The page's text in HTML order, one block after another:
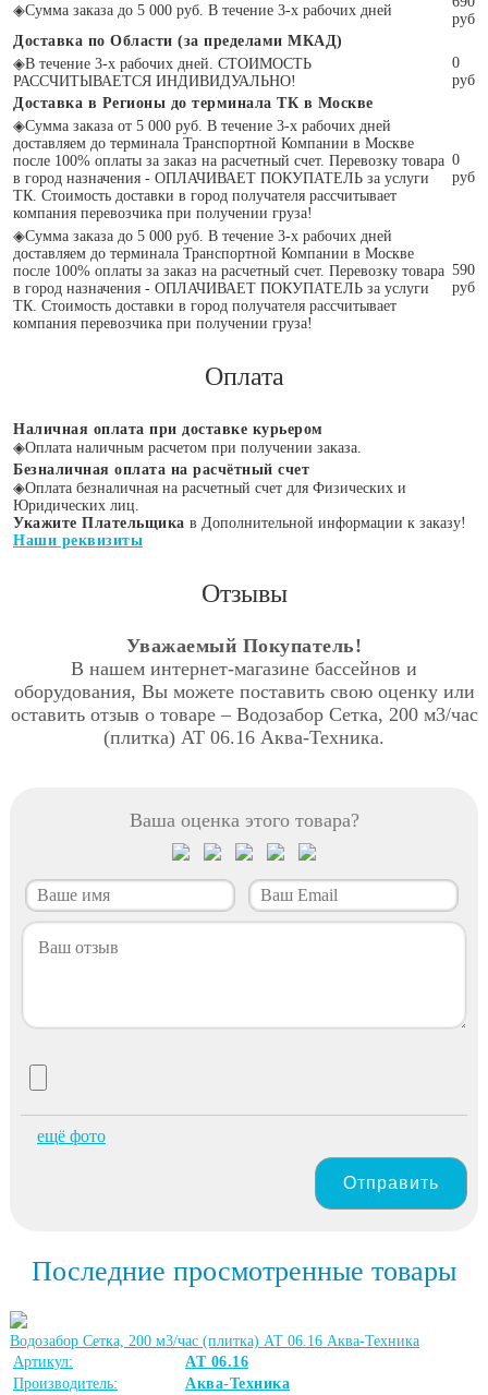
◈Сумма заказа до 5 000 руб. В течение 3-х рабочих дней
руб
Доставка по Области (за пределами МКАД)
◈В течение 3-х рабочих дней. СТОИМОСТЬ
РАССЧИТЫВАЕТСЯ ИНДИВИДУАЛЬНО!
0
руб
Доставка в Регионы до терминала ТК в Москве
◈Сумма заказа от 5 000 руб. В течение 3-х рабочих дней
доставляем до терминала Транспортной Компании в Москве
после 100% оплаты за заказ на расчетный счет. Перевозку товара
в город назначения - ОПЛАЧИВАЕТ ПОКУПАТЕЛЬ за услуги
ТК. Стоимость доставки в город получателя рассчитывает
компания перевозчика при получении груза!
0
руб
◈Сумма заказа до 5 000 руб. В течение 3-х рабочих дней
доставляем до терминала Транспортной Компании в Москве
после 100% оплаты за заказ на расчетный счет. Перевозку товара
в город назначения - ОПЛАЧИВАЕТ ПОКУПАТЕЛЬ за услуги
ТК. Стоимость доставки в город получателя рассчитывает
компания перевозчика при получении груза!
590
руб
Оплата
Наличная оплата при доставке курьером
◈Оплата наличным расчетом при получении заказа.
Безналичная оплата на расчётный счет
◈Оплата безналичная на расчетный счет для Физических и
Юридических лиц.
Укажите Плательщика в Дополнительной информации к заказу!
Наши реквизиты
Отзывы
Уважаемый Покупатель!
В нашем интернет-магазине бассейнов и
оборудования, Вы можете поставить свою оценку или
оставить отзыв о товаре – Водозабор Сетка, 200 м3/час
(плитка) АТ 06.16 Аква-Техника.
Ваша оценка этого товара?
ещё фото
Отправить
Последние просмотренные товары
Водозабор Сетка, 200 м3/час (плитка) АТ 06.16 Аква-Техника
Артикул:
АТ 06.16
Производитель:
Аква-Техника